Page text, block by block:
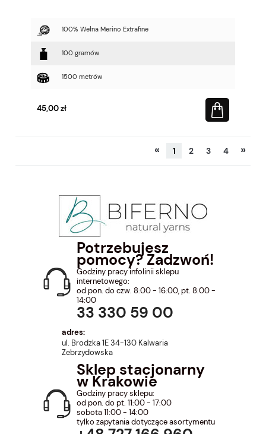
100% Wełna Merino Extrafine
100 gramów
1500 metrów
45,00 zł
« 1 2 3 4 »
Potrzebujesz
pomocy? Zadzwoń!
Godziny pracy infolinii sklepu
internetowego:
od pon. do czw. 8:00 - 16:00, pt. 8:00 -
14:00
33 330 59 00
adres:
ul. Brodzka 1E 34-130 Kalwaria
Zebrzydowska
Sklep stacjonarny
w Krakowie
Godziny pracy sklepu:
od pon. do pt. 11:00 - 17:00
sobota 11:00 - 14:00
tylko zapytania dotyczące asortymentu